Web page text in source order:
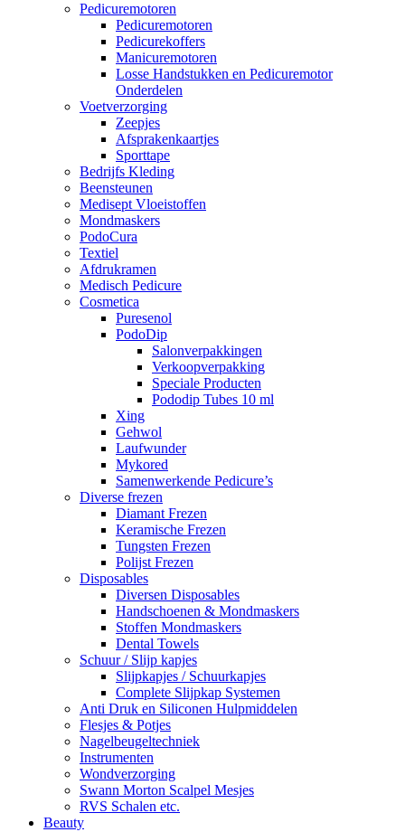
Pedicuremotoren
Pedicuremotoren
Pedicurekoffers
Manicuremotoren
Losse Handstukken en Pedicuremotor
Onderdelen
Voetverzorging
Zeepjes
Afsprakenkaartjes
Sporttape
Bedrijfs Kleding
Beensteunen
Medisept Vloeistoffen
Mondmaskers
PodoCura
Textiel
Afdrukramen
Medisch Pedicure
Cosmetica
Puresenol
PodoDip
Salonverpakkingen
Verkoopverpakking
Speciale Producten
Pododip Tubes 10 ml
Xing
Gehwol
Laufwunder
Mykored
Samenwerkende Pedicure’s
Diverse frezen
Diamant Frezen
Keramische Frezen
Tungsten Frezen
Polijst Frezen
Disposables
Diversen Disposables
Handschoenen & Mondmaskers
Stoffen Mondmaskers
Dental Towels
Schuur / Slijp kapjes
Slijpkapjes / Schuurkapjes
Complete Slijpkap Systemen
Anti Druk en Siliconen Hulpmiddelen
Flesjes & Potjes
Nagelbeugeltechniek
Instrumenten
Wondverzorging
Swann Morton Scalpel Mesjes
RVS Schalen etc.
Beauty